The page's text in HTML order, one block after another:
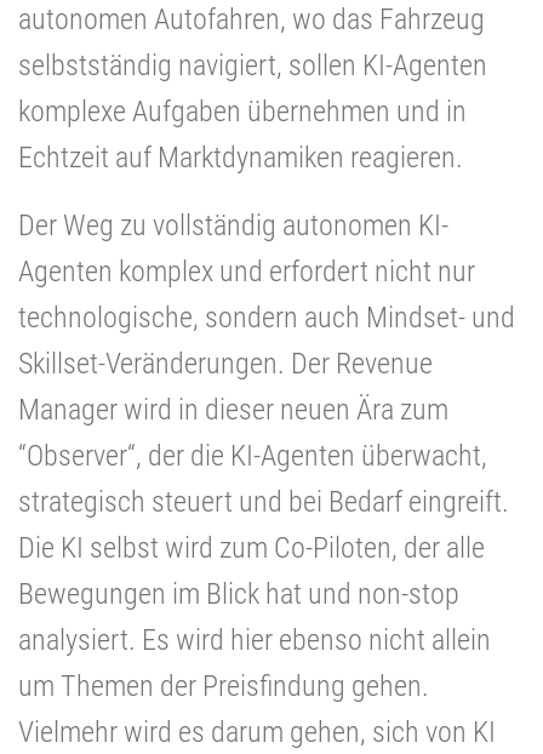
autonomen Autofahren, wo das Fahrzeug
selbstständig navigiert, sollen KI-Agenten
komplexe Aufgaben übernehmen und in
Echtzeit auf Marktdynamiken reagieren.
Der Weg zu vollständig autonomen KI-
Agenten komplex und erfordert nicht nur
technologische, sondern auch Mindset- und
Skillset-Veränderungen. Der Revenue
Manager wird in dieser neuen Ära zum
“Observer“, der die KI-Agenten überwacht,
strategisch steuert und bei Bedarf eingreift.
Die KI selbst wird zum Co-Piloten, der alle
Bewegungen im Blick hat und non-stop
analysiert. Es wird hier ebenso nicht allein
um Themen der Preisfindung gehen.
Vielmehr wird es darum gehen, sich von KI